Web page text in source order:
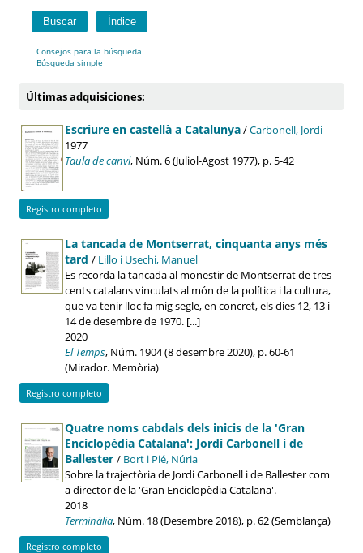
Consejos para la búsqueda
Búsqueda simple
Últimas adquisiciones:
Escriure en castellà a Catalunya/Carbonell, Jordi
1977
Taula de canvi, Núm. 6 (Juliol-Agost 1977), p. 5-42
Registro completo
La tancada de Montserrat, cinquanta anys més
tard / Lillo i Usechi, Manuel
Es recorda la tancada al monestir de Montserrat de tres-
cents catalans vinculats al món de la política i la cultura,
que va tenir lloc fa mig segle, en concret, els dies 12, 13 i
14 de desembre de 1970. [...]
2020
El Temps, Núm. 1904 (8 desembre 2020), p. 60-61
(Mirador. Memòria)
Registro completo
Quatre noms cabdals dels inicis de la 'Gran
Enciclopèdia Catalana': Jordi Carbonell i de
Ballester / Bort i Pié, Núria
Sobre la trajectòria de Jordi Carbonell i de Ballester com
a director de la 'Gran Enciclopèdia Catalana'.
2018
Terminàlia, Núm. 18 (Desembre 2018), p. 62 (Semblança)
Registro completo